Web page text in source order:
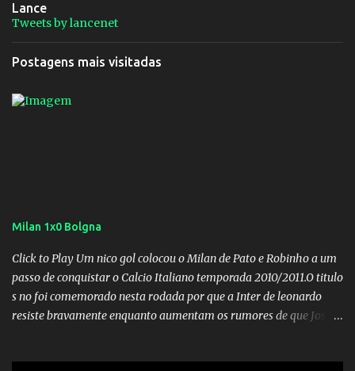
Lance
Tweets by lancenet
Postagens mais visitadas
Milan 1x0 Bolgna
Click to Play Um nico gol colocou o Milan de Pato e Robinho a um
passo de conquistar o Calcio Italiano temporada 2010/2011.O titulo
s no foi comemorado nesta rodada por que a Inter de leonardo
resiste bravamente enquanto aumentam os rumores de que Jos